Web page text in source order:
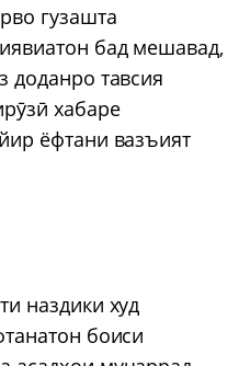
гузашта
бад мешавад,
доданро тавсия
хабаре
ёфтани вазъият
наздики худ
боиси